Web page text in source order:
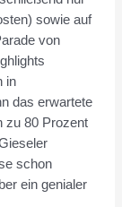
sowie auf
von
in
das erwartete
zu 80 Prozent
schon
ein genialer